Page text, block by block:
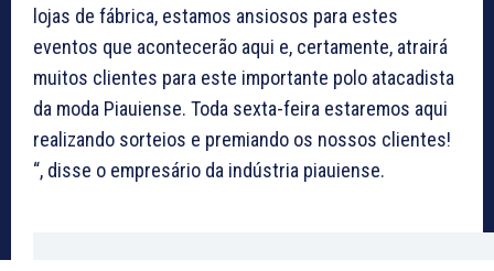
lojas de fábrica, estamos ansiosos para estes
eventos que acontecerão aqui e, certamente, atrairá
muitos clientes para este importante polo atacadista
da moda Piauiense. Toda sexta-feira estaremos aqui
realizando sorteios e premiando os nossos clientes!
“, disse o empresário da indústria piauiense.